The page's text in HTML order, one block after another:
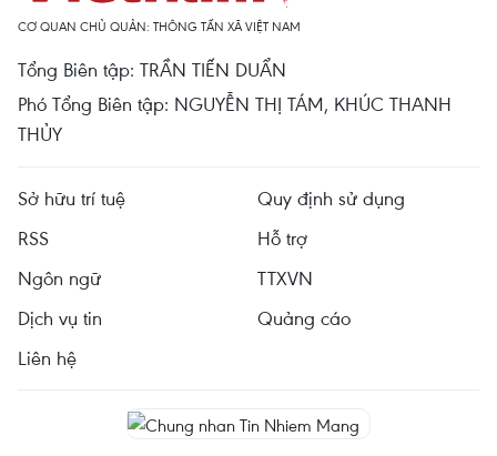
CƠ QUAN CHỦ QUẢN: THÔNG TẤN XÃ VIỆT NAM
Tổng Biên tập: TRẦN TIẾN DUẨN
Phó Tổng Biên tập: NGUYỄN THỊ TÁM, KHÚC THANH
THỦY
Sở hữu trí tuệ
Quy định sử dụng
RSS
Hỗ trợ
Ngôn ngữ
TTXVN
Dịch vụ tin
Quảng cáo
Liên hệ